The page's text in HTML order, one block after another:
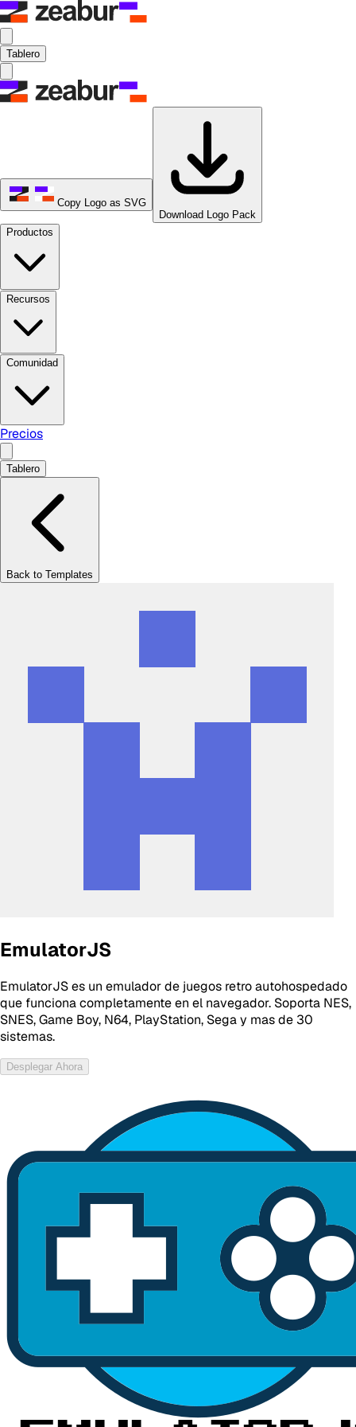
Tablero
Copy Logo as SVG
Download Logo Pack
Productos
Recursos
Comunidad
Precios
Tablero
Back to Templates
EmulatorJS
EmulatorJS es un emulador de juegos retro autohospedado
que funciona completamente en el navegador. Soporta NES,
SNES, Game Boy, N64, PlayStation, Sega y mas de 30
sistemas.
Desplegar Ahora